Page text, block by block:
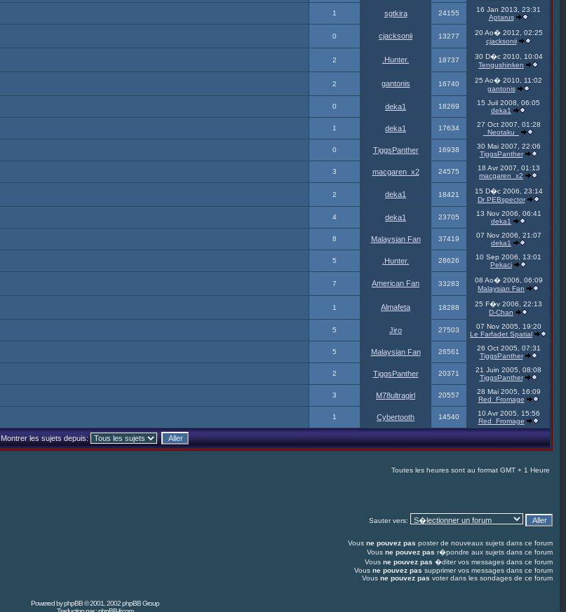
1 sgtkira 24155
16 Jan 2013, 23:31
Aptarus
0 cjacksonii 13277
20 Ao� 2012, 02:25
cjacksonii
2 .Hunter. 18737
30 D�c 2010, 10:04
Tengushinken
2 gantonis 16740
25 Ao� 2010, 11:02
gantonis
0 deka1 18269
15 Juil 2008, 06:05
deka1
1 deka1 17634
27 Oct 2007, 01:28
_Neotaku_
0 TiggsPanther 16938
30 Mai 2007, 22:06
TiggsPanther
3 macgaren_x2 24575
18 Avr 2007, 01:13
macgaren_x2
2 deka1 18421
15 D�c 2006, 23:14
Dr PEBspector
4 deka1 23705
13 Nov 2006, 06:41
deka1
8 Malaysian Fan 37419
07 Nov 2006, 21:07
deka1
5 .Hunter. 28626
10 Sep 2006, 13:01
Pekaci
7 American Fan 33283
08 Ao� 2006, 06:09
Malaysian Fan
1 Almafeta 18288
25 F�v 2006, 22:13
D-Chan
5 Jiro 27503
07 Nov 2005, 19:20
Le Farfadet Spatial
5 Malaysian Fan 26561
26 Oct 2005, 07:31
TiggsPanther
2 TiggsPanther 20371
21 Juin 2005, 08:08
TiggsPanther
3 M78ultragirl 20557
28 Mai 2005, 16:09
Red_Fromage
1 Cybertooth 14540
10 Avr 2005, 15:56
Red_Fromage
Montrer les sujets depuis:
Toutes les heures sont au format GMT + 1 Heure
Sauter vers:
Vous ne pouvez pas poster de nouveaux sujets dans ce forum
Vous ne pouvez pas r�pondre aux sujets dans ce forum
Vous ne pouvez pas �diter vos messages dans ce forum
Vous ne pouvez pas supprimer vos messages dans ce forum
Vous ne pouvez pas voter dans les sondages de ce forum
Powered byphpBB© 2001, 2002 phpBB Group